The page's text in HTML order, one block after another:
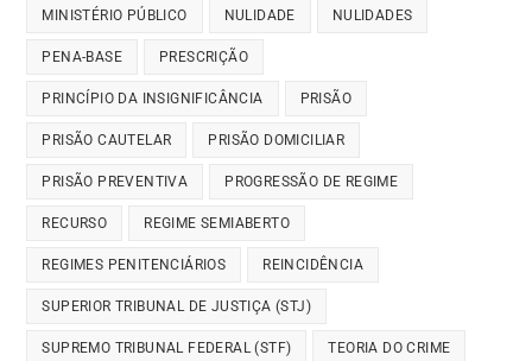
MINISTÉRIO PÚBLICO NULIDADE NULIDADES
PENA-BASE PRESCRIÇÃO
PRINCÍPIO DA INSIGNIFICÂNCIA PRISÃO
PRISÃO CAUTELAR PRISÃO DOMICILIAR
PRISÃO PREVENTIVA PROGRESSÃO DE REGIME
RECURSO REGIME SEMIABERTO
REGIMES PENITENCIÁRIOS REINCIDÊNCIA
SUPERIOR TRIBUNAL DE JUSTIÇA (STJ)
SUPREMO TRIBUNAL FEDERAL (STF) TEORIA DO CRIME